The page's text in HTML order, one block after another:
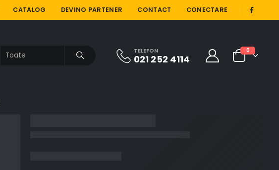
CATALOG DEVINO PARTENER CONTACT CONECTARE |
TELEFON
021 252 4114
0